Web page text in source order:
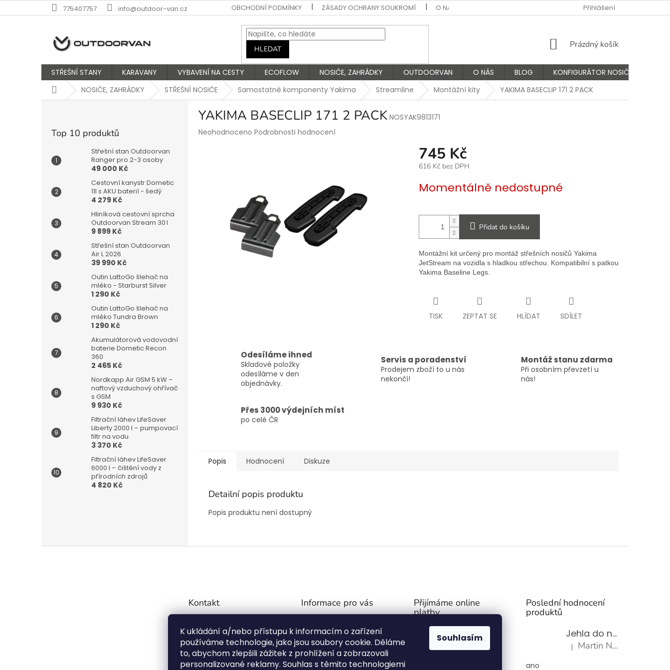
K ukládání a/nebo přístupu k informacím o zařízení
používáme technologie, jako jsou soubory cookie. Děláme
to, abychom zlepšili zážitek z prohlížení a zobrazovali
personalizované reklamy. Souhlas s těmito technologiemi
Souhlasím
na
775407757 info@outdoor-van.cz OBCHODNÍ PODMÍNKY ZÁSADY OCHRANY SOUKROMÍ O NÁS VÝMĚNA A VRÁCENÍ ZBOŽÍ
Přihlášení
HLEDAT
NÁKUPNÍ
Prázdný košík
STŘEŠNÍ STANY KARAVANY VYBAVENÍ NA CESTY ECOFLOW NOSIČE, ZAHRÁDKY OUTDOORVAN O NÁS BLOG
KONFIGURÁTOR NOSIČŮ
DomůNOSIČE, ZAHRÁDKY STŘEŠNÍ NOSIČE Samostatné komponenty Yakima Streamline Montážní kity YAKIMA BASECLIP 171 2 PACK
Top 10 produktů
Střešní stan Outdoorvan
Ranger pro 2-3 osoby
49 000 Kč
Cestovní kanystr Dometic
11l s AKU baterií - šedý
4 279 Kč
Hliníková cestovní sprcha
Outdoorvan Stream 30 l
9 899 Kč
Střešní stan Outdoorvan
Air L 2026
39 990 Kč
Outin LattoGo šlehač na
mléko - Starburst Silver
1 290 Kč
Outin LattoGo šlehač na
mléko Tundra Brown
1 290 Kč
Akumulátorová vodovodní
baterie Dometic Recon
360
2 465 Kč
Nordkapp Air GSM 5 kW –
naftový vzduchový ohřívač
s GSM
9 930 Kč
Filtrační láhev LifeSaver
Liberty 2000 l – pumpovací
filtr na vodu
3 370 Kč
Filtrační láhev LifeSaver
6000 l – čištění vody z
přírodních zdrojů
4 820 Kč
YAKIMA BASECLIP 171 2 PACK NOSYAK9813171
Průměrné
Neohodnoceno Podrobnosti hodnocení
745 Kč
616 Kč bez DPH
cena:
Momentálně nedostupné
Přidat do košíku
Montážní kit určený pro montáž střešních nosičů Yakima
JetStream na vozidla s hladkou střechou. Kompatibilní s patkou
Yakima Baseline Legs.
TISK ZEPTAT SE HLÍDAT SDÍLET
Odesíláme ihned
Skladové položky
odesíláme v den
objednávky.
Servis a poradenství
Prodejem zboží to u nás
nekončí!
Montáž stanu zdarma
Při osobním převzetí u
nás!
Přes 3000 výdejních míst
po celé ČR
Popis Hodnocení Diskuze
Detailní popis produktu
Popis produktu není dostupný
Kontakt
775407757
720991571
Střešní stany na Face
Informace pro vás
Zásady ochrany soukromí
O NÁS
FAQ - Časté otázky
Přijímáme online
platby
Poslední hodnocení
produktů
Jehla do nádrže k nezávislému topení
Hodnocení produktu je 5 z 5
| Martin Nevrlý
ano